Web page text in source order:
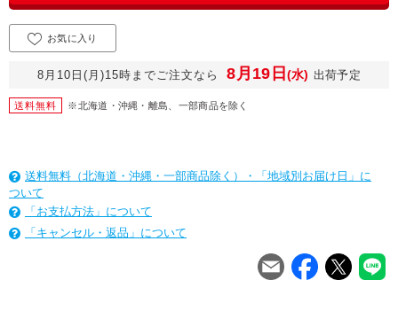
8月10日(月)15時までご注文なら 8月19日 (水) 出荷予定
お気に入り
送料無料 ※北海道・沖縄・離島、一部商品を除く
送料無料（北海道・沖縄・一部商品除く）・「地域別お届け日」に
ついて
「お支払方法」について
「キャンセル・返品」について